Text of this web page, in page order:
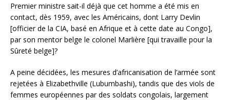
Premier ministre sait-il déjà que cet homme a été mis en
contact, dès 1959, avec les Américains, dont Larry Devlin
[officier de la CIA, basé en Afrique et à cette date au Congo],
par son mentor belge le colonel Marlière [qui travaille pour la
Sûreté belge]?
A peine décidées, les mesures d’africanisation de l’armée sont
rejetées à Elizabethville (Lubumbashi), tandis que des viols de
femmes européennes par des soldats congolais, largement